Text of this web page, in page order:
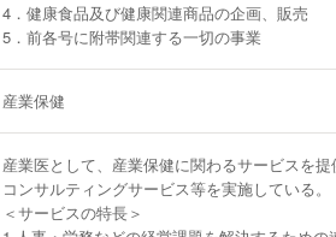
4．健康食品及び健康関連商品の企画、販売
5．前各号に附帯関連する一切の事業
産業保健
産業医として、産業保健に関わるサービスを
コンサルティングサービス等を実施している。
＜サービスの特長＞